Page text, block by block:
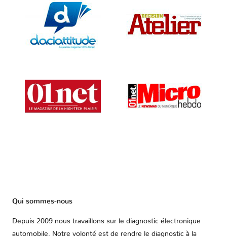
Qui sommes-nous
Depuis 2009 nous travaillons sur le diagnostic électronique
automobile. Notre volonté est de rendre le diagnostic à la